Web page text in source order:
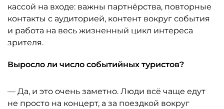
кассой на входе: важны партнёрства, повторные
контакты с аудиторией, контент вокруг события
и работа на весь жизненный цикл интереса
зрителя.
Выросло ли число событийных туристов?
— Да, и это очень заметно. Люди всё чаще едут
не просто на концерт, а за поездкой вокруг